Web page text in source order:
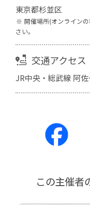
東京都杉並区
開催場所(オンライン
さい。
交通アクセス
JR中央・総武線 阿
この主催者